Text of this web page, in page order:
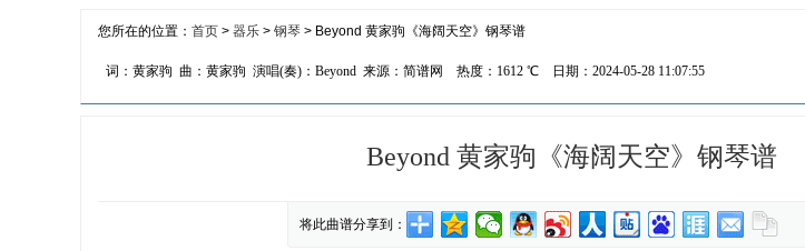
您所在的位置： 首页 > 器乐 > 钢琴 > Beyond 黄家驹《海阔天空》钢琴谱
词：黄家驹 曲：黄家驹 演唱(奏)：Beyond 来源：简谱网 热度： 1612 ℃ 日期：2024-05-28 11:07:55
Beyond 黄家驹《海阔天空》钢琴谱
将此曲谱分享到：